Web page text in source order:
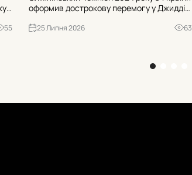
55
оформив дострокову перемогу у Джидді:
нокдауні, перший — після лівого хуку.
25 Липня 2026 63